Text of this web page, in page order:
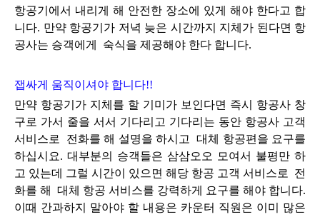
항공기에서 내리게 해 안전한 장소에 있게 해야 한다고 합
니다. 만약 항공기가 저녁 늦은 시간까지 지체가 된다면 항
공사는 승객에게 숙식을 제공해야 한다 합니다.
잽싸게 움직이셔야 합니다!!
만약 항공기가 지체를 할 기미가 보인다면 즉시 항공사 창
구로 가서 줄을 서서 기다리고 기다리는 동안 항공사 고객
서비스로 전화를 해 설명을 하시고 대체 항공편을 요구를
하십시요. 대부분의 승객들은 삼삼오오 모여서 불평만 하
고 있는데 그럴 시간이 있으면 해당 항공 고객 서비스로 전
화를 해 대체 항공 서비스를 강력하게 요구를 해야 합니다.
이때 간과하지 말아야 할 내용은 카운터 직원은 이미 많은